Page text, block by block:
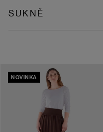
SUKNĚ
NOVINKA